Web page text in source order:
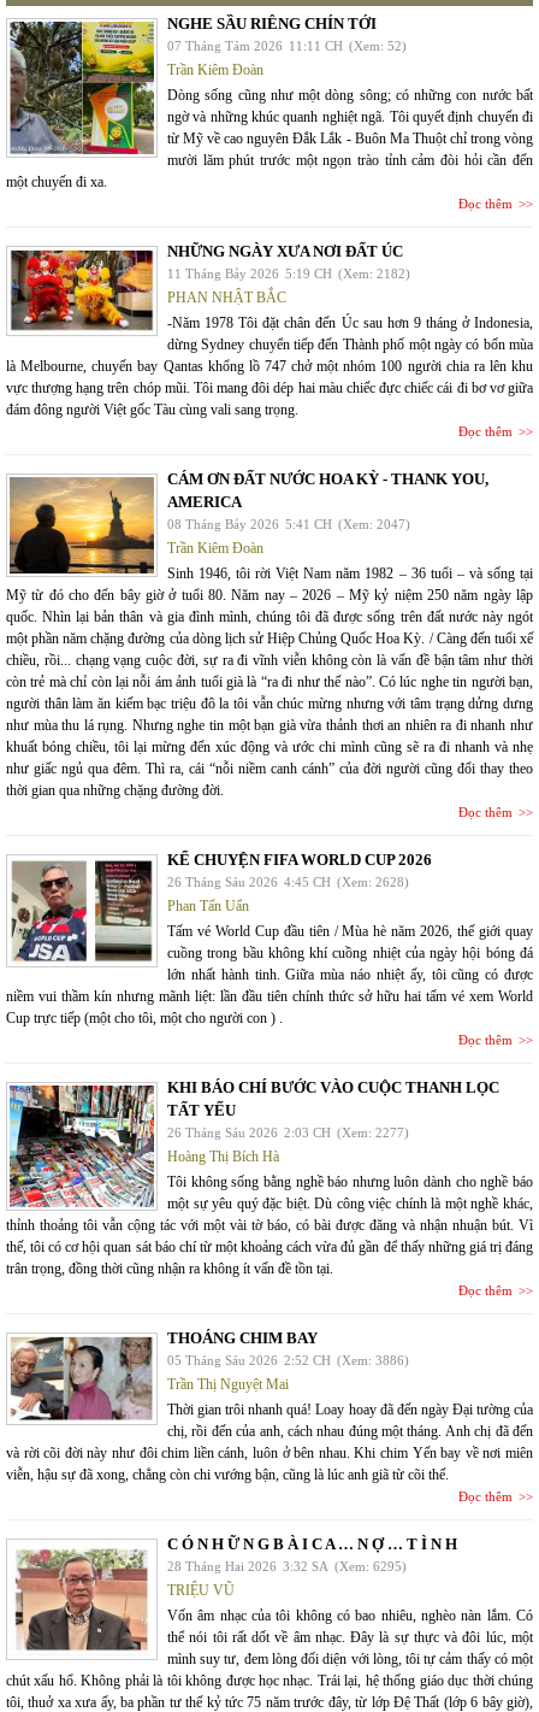
NGHE SẦU RIÊNG CHÍN TỚI
07 Tháng Tám 2026 11:11 CH (Xem: 52)
Trần Kiêm Đoàn
Dòng sống cũng như một dòng sông; có những con nước bất
ngờ và những khúc quanh nghiệt ngã. Tôi quyết định chuyến đi
từ Mỹ về cao nguyên Đắk Lắk - Buôn Ma Thuột chỉ trong vòng
mười lăm phút trước một ngọn trào tỉnh cảm đòi hỏi cần đến
một chuyến đi xa.
Đọc thêm
NHỮNG NGÀY XƯA NƠI ĐẤT ÚC
11 Tháng Bảy 2026 5:19 CH (Xem: 2182)
PHAN NHẬT BẮC
-Năm 1978 Tôi đặt chân đến Úc sau hơn 9 tháng ở Indonesia,
dừng Sydney chuyển tiếp đến Thành phố một ngày có bốn mùa
là Melbourne, chuyến bay Qantas khổng lồ 747 chở một nhóm 100 người chia ra lên khu
vực thượng hạng trên chóp mũi. Tôi mang đôi dép hai màu chiếc đực chiếc cái đi bơ vơ giữa
đám đông người Việt gốc Tàu cùng vali sang trọng.
Đọc thêm
CÁM ƠN ĐẤT NƯỚC HOA KỲ - THANK YOU,
AMERICA
08 Tháng Bảy 2026 5:41 CH (Xem: 2047)
Trần Kiêm Đoàn
Sinh 1946, tôi rời Việt Nam năm 1982 – 36 tuổi – và sống tại
Mỹ từ đó cho đến bây giờ ở tuổi 80. Năm nay – 2026 – Mỹ kỷ niệm 250 năm ngày lập
quốc. Nhìn lại bản thân và gia đình mình, chúng tôi đã được sống trên đất nước này ngót
một phần năm chặng đường của dòng lịch sử Hiệp Chủng Quốc Hoa Kỳ. / Càng đến tuổi xế
chiều, rồi... chạng vạng cuộc đời, sự ra đi vĩnh viễn không còn là vấn đề bận tâm như thời
còn trẻ mà chỉ còn lại nỗi ám ảnh tuổi già là “ra đi như thế nào”. Có lúc nghe tin người bạn,
người thân làm ăn kiếm bạc triệu đô la tôi vẫn chúc mừng nhưng với tâm trạng dửng dưng
như mùa thu lá rụng. Nhưng nghe tin một bạn già vừa thảnh thơi an nhiên ra đi nhanh như
khuất bóng chiều, tôi lại mừng đến xúc động và ước chi mình cũng sẽ ra đi nhanh và nhẹ
như giấc ngủ qua đêm. Thì ra, cái “nỗi niềm canh cánh” của đời người cũng đổi thay theo
thời gian qua những chặng đường đời.
Đọc thêm
KỂ CHUYỆN FIFA WORLD CUP 2026
26 Tháng Sáu 2026 4:45 CH (Xem: 2628)
Phan Tấn Uẩn
Tấm vé World Cup đầu tiên / Mùa hè năm 2026, thế giới quay
cuồng trong bầu không khí cuồng nhiệt của ngày hội bóng đá
lớn nhất hành tinh. Giữa mùa náo nhiệt ấy, tôi cũng có được
niềm vui thầm kín nhưng mãnh liệt: lần đầu tiên chính thức sở hữu hai tấm vé xem World
Cup trực tiếp (một cho tôi, một cho người con ) .
Đọc thêm
KHI BÁO CHÍ BƯỚC VÀO CUỘC THANH LỌC
TẤT YẾU
26 Tháng Sáu 2026 2:03 CH (Xem: 2277)
Hoàng Thị Bích Hà
Tôi không sống bằng nghề báo nhưng luôn dành cho nghề báo
một sự yêu quý đặc biệt. Dù công việc chính là một nghề khác,
thỉnh thoảng tôi vẫn cộng tác với một vài tờ báo, có bài được đăng và nhận nhuận bút. Vì
thế, tôi có cơ hội quan sát báo chí từ một khoảng cách vừa đủ gần để thấy những giá trị đáng
trân trọng, đồng thời cũng nhận ra không ít vấn đề tồn tại.
Đọc thêm
THOÁNG CHIM BAY
05 Tháng Sáu 2026 2:52 CH (Xem: 3886)
Trần Thị Nguyệt Mai
Thời gian trôi nhanh quá! Loay hoay đã đến ngày Đại tường của
chị, rồi đến của anh, cách nhau đúng một tháng. Anh chị đã đến
và rời cõi đời này như đôi chim liền cánh, luôn ở bên nhau. Khi chim Yến bay về nơi miên
viễn, hậu sự đã xong, chẳng còn chi vướng bận, cũng là lúc anh giã từ cõi thế.
Đọc thêm
C Ó N H Ữ N G B À I C A … N Ợ … T Ì N H
28 Tháng Hai 2026 3:32 SA (Xem: 6295)
TRIỆU VŨ
Vốn âm nhạc của tôi không có bao nhiêu, nghèo nàn lắm. Có
thể nói tôi rất dốt về âm nhạc. Đây là sự thực và đôi lúc, một
mình suy tư, đem lòng đối diện với lòng, tôi tự cảm thấy có một
chút xấu hổ. Không phải là tôi không được học nhạc. Trái lại, hệ thống giáo dục thời chúng
tôi, thuở xa xưa ấy, ba phần tư thế kỷ tức 75 năm trước đây, từ lớp Đệ Thất (lớp 6 bây giờ),